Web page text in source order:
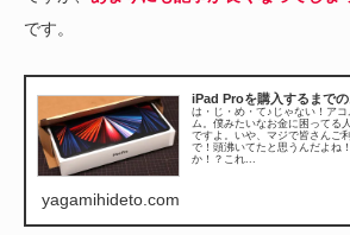
です。
iPad Proを購入するまでの
は・じ・め・て♪じゃない！ア
ム。僕みたいなお金に困ってる
ですよ。いや、マジで皆さんご
で！頭沸いてたと思うんだよね
か！？これ...
yagamihideto.com